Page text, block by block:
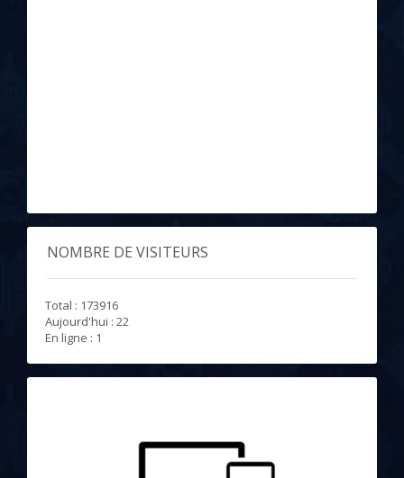
NOMBRE DE VISITEURS
Total : 173916
Aujourd'hui : 22
En ligne : 1